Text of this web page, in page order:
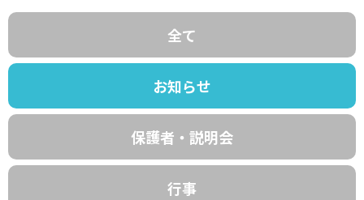
全て
お知らせ
保護者・説明会
行事